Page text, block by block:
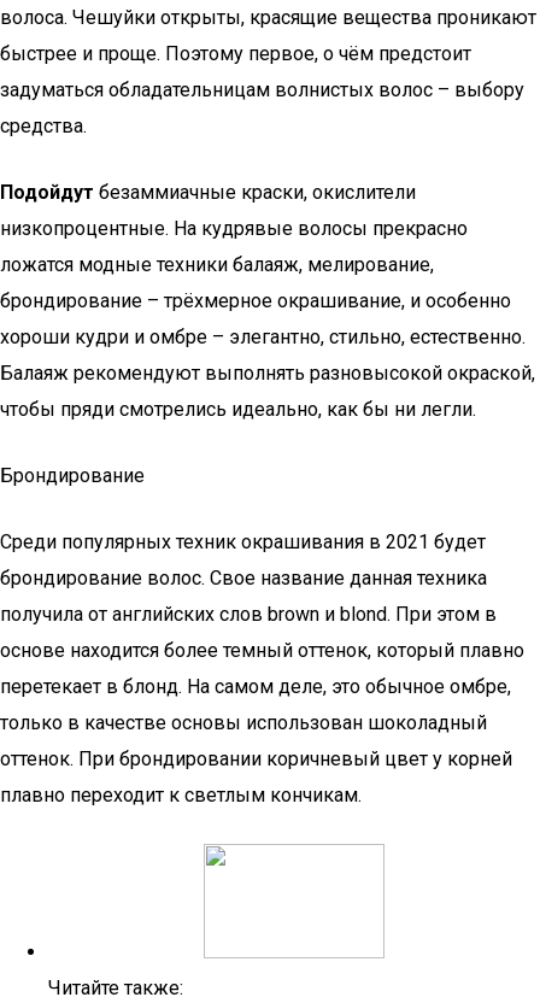
волоса. Чешуйки открыты, красящие вещества проникают
быстрее и проще. Поэтому первое, о чём предстоит
задуматься обладательницам волнистых волос – выбору
средства.
Подойдут безаммиачные краски, окислители
низкопроцентные. На кудрявые волосы прекрасно
ложатся модные техники балаяж, мелирование,
брондирование – трёхмерное окрашивание, и особенно
хороши кудри и омбре – элегантно, стильно, естественно.
Балаяж рекомендуют выполнять разновысокой окраской,
чтобы пряди смотрелись идеально, как бы ни легли.
Брондирование
Среди популярных техник окрашивания в 2021 будет
брондирование волос. Свое название данная техника
получила от английских слов brown и blond. При этом в
основе находится более темный оттенок, который плавно
перетекает в блонд. На самом деле, это обычное омбре,
только в качестве основы использован шоколадный
оттенок. При брондировании коричневый цвет у корней
плавно переходит к светлым кончикам.
Читайте также: